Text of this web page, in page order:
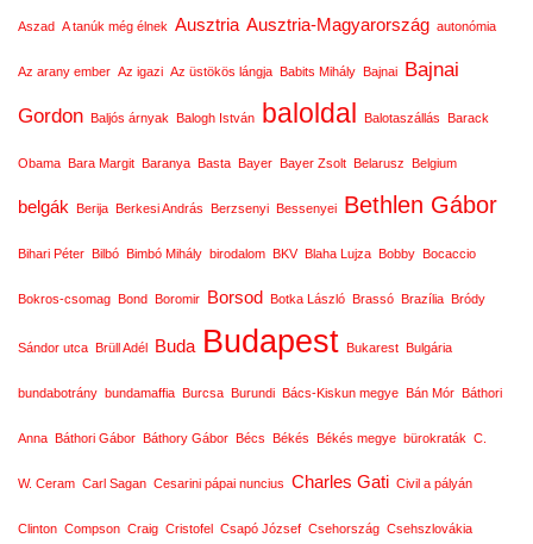
Aszad A tanúk még élnek Ausztria Ausztria-Magyarország autonómia
Az arany ember Az igazi Az üstökös lángja Babits Mihály Bajnai Bajnai
Gordon Baljós árnyak Balogh István baloldal Balotaszállás Barack
Obama Bara Margit Baranya Basta Bayer Bayer Zsolt Belarusz Belgium
belgák Berija Berkesi András Berzsenyi Bessenyei Bethlen Gábor
Bihari Péter Bilbó Bimbó Mihály birodalom BKV Blaha Lujza Bobby Bocaccio
Bokros-csomag Bond Boromir Borsod Botka László Brassó Brazília Bródy
Sándor utca Brüll Adél Buda Budapest Bukarest Bulgária
bundabotrány bundamaffia Burcsa Burundi Bács-Kiskun megye Bán Mór Báthori
Anna Báthori Gábor Báthory Gábor Bécs Békés Békés megye bürokraták C.
W. Ceram Carl Sagan Cesarini pápai nuncius Charles Gati Civil a pályán
Clinton Compson Craig Cristofel Csapó József Csehország Csehszlovákia